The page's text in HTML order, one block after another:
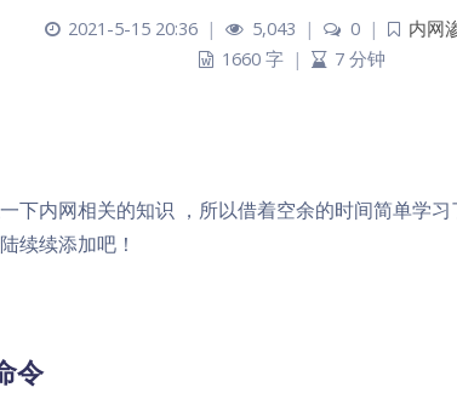
2021-5-15 20:36 | 5,043 | 0 | 内网
1660 字 | 7 分钟
下内网相关的知识 ，所以借着空余的时间简单学
续续添加吧！
令